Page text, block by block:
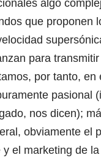
algo
que proponen
para
por tanto, en
pasional
nos dicen);
obviamente el
el marketing de